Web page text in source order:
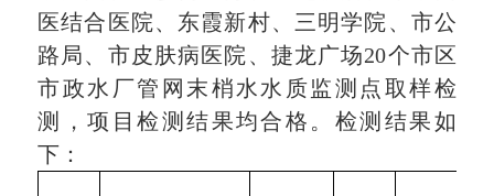
医结合 医院、东霞新村、三明学院、市公
路局、市皮肤病医院、 捷龙广场20个市区
市政水厂管网末梢水水质监测点取样检
测
，项目检测结果均合格。检测结果如
下：